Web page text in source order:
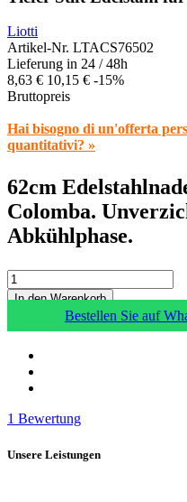
Liotti
Artikel-Nr. LTACS76502
Lieferung in 24 / 48h
8,63 € 10,15 € -15%
Bruttopreis
Hai bisogno di un'offerta
quantitativi? »
62cm
Colomba.
Abkühlphase.
In den Warenkorb
Bestellen Sie auf
1 Bewertung
Unsere Leistungen